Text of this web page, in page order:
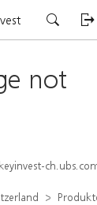
not
ch.ubs.com/produkt/detail/index/isin/